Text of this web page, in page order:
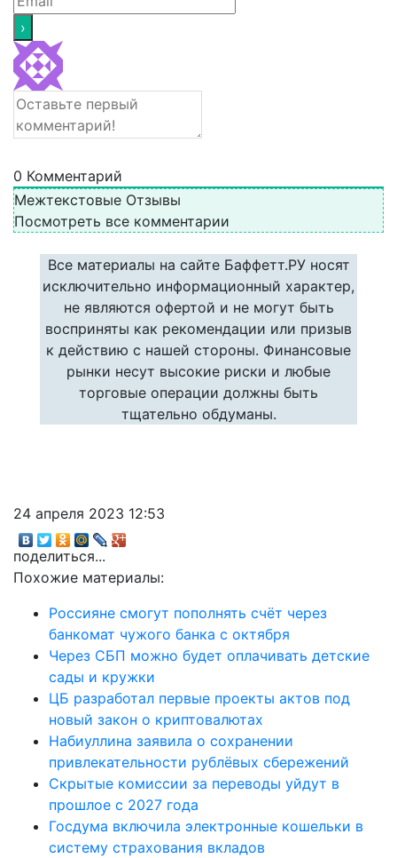
0 Комментарий
Межтекстовые Отзывы
Посмотреть все комментарии
Все материалы на сайте Баффетт.РУ носят
исключительно информационный характер,
не являются офертой и не могут быть
восприняты как рекомендации или призыв
к действию с нашей стороны. Финансовые
рынки несут высокие риски и любые
торговые операции должны быть
тщательно обдуманы.
24 апреля 2023 12:53
поделиться...
Похожие материалы:
Россияне смогут пополнять счёт через
банкомат чужого банка с октября
Через СБП можно будет оплачивать детские
сады и кружки
ЦБ разработал первые проекты актов под
новый закон о криптовалютах
Набиуллина заявила о сохранении
привлекательности рублёвых сбережений
Скрытые комиссии за переводы уйдут в
прошлое с 2027 года
Госдума включила электронные кошельки в
систему страхования вкладов